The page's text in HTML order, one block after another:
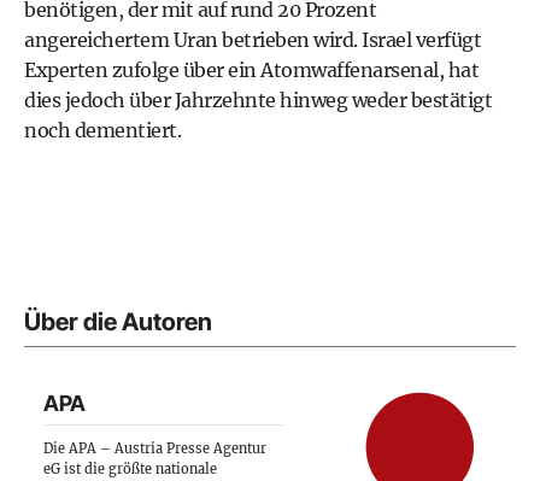
benötigen, der mit auf rund 20 Prozent
angereichertem Uran betrieben wird. Israel verfügt
Experten zufolge über ein Atomwaffenarsenal, hat
dies jedoch über Jahrzehnte hinweg weder bestätigt
noch dementiert.
Über die Autoren
APA
Die APA – Austria Presse Agentur
eG ist die größte nationale